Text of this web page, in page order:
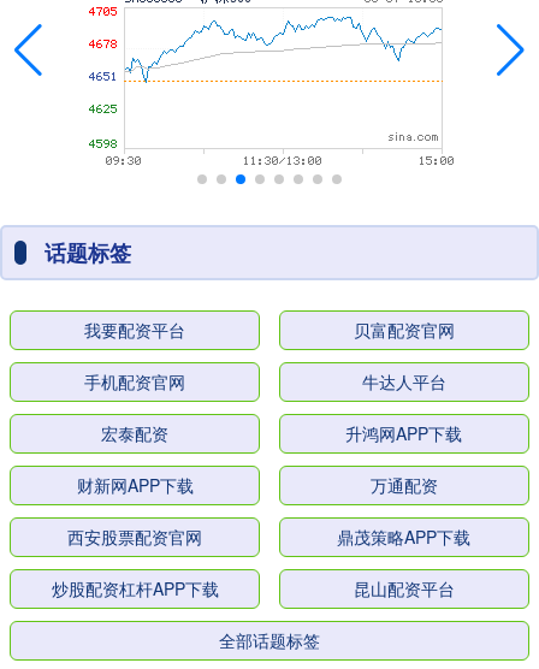
话题标签
我要配资平台 贝富配资官网
手机配资官网 牛达人平台
宏泰配资 升鸿网APP下载
财新网APP下载 万通配资
西安股票配资官网 鼎茂策略APP下载
炒股配资杠杆APP下载 昆山配资平台
全部话题标签